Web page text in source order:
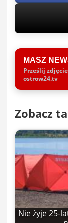
MASZ
Prześlij
ostrow24.tv
Zobacz
Nie żyje 25-